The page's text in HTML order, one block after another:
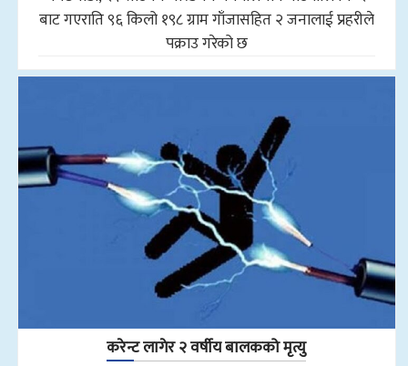
बाट गएराति ९६ किलो १९८ ग्राम गाँजासहित २ जनालाई प्रहरीले
पक्राउ गरेको छ
करेन्ट लागेर २ वर्षीय बालकको मृत्यु